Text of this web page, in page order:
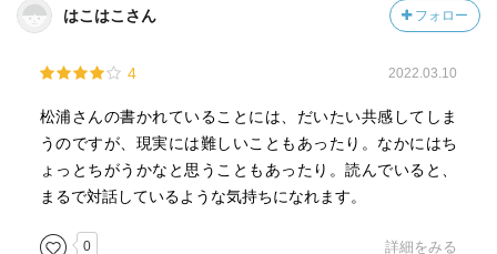
はこはこさん フォロー
4 2022.03.10
松浦さんの書かれていることには、だいたい共感してしま
うのですが、現実には難しいこともあったり。なかにはち
ょっとちがうかなと思うこともあったり。読んでいると、
まるで対話しているような気持ちになれます。
0 詳細をみる